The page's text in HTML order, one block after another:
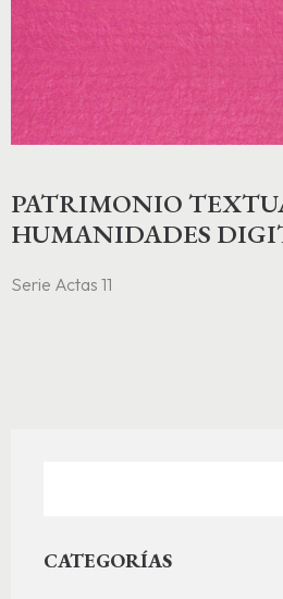
PATRIMONIO
HUMANIDADES
CARTOGRAFÍAS DEL
Serie Actas 11
CATEGORÍAS